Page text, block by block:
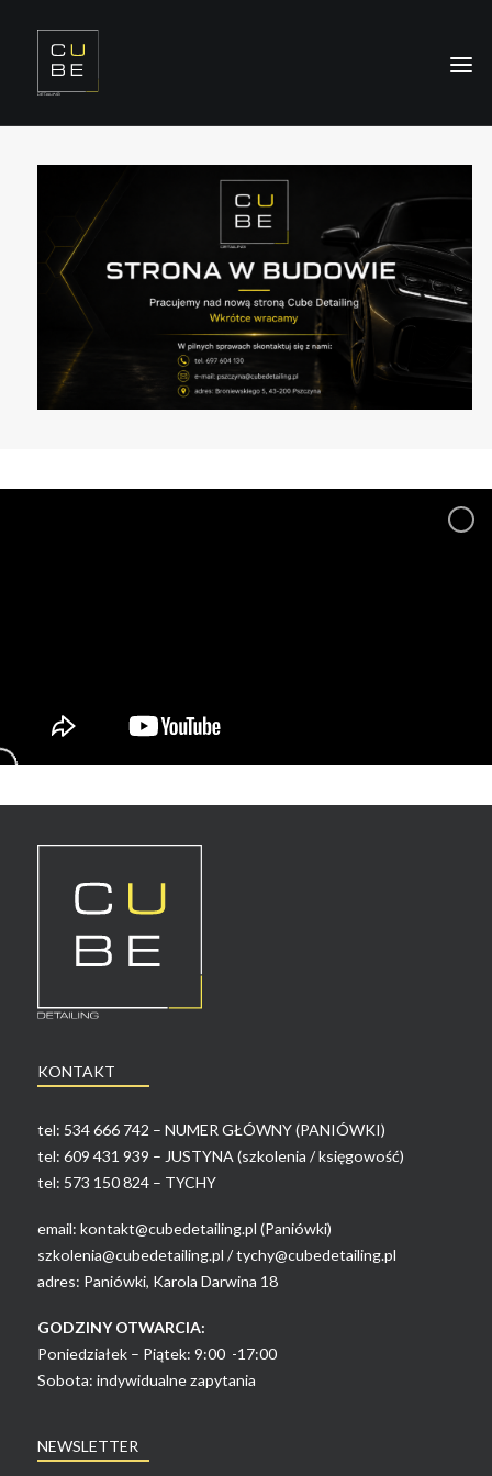
OFERTA
REALIZACJE
SZKOLENIA
KONTAKT
ODDZIAŁY
KONTAKT
tel: 534 666 742 – NUMER GŁÓWNY (PANIÓWKI)
tel: 609 431 939 – JUSTYNA (szkolenia / księgowość)
tel: 573 150 824 – TYCHY
email: kontakt@cubedetailing.pl (Paniówki)
szkolenia@cubedetailing.pl /tychy@cubedetailing.pl
adres: Paniówki, Karola Darwina 18
GODZINY OTWARCIA:
Poniedziałek – Piątek: 9:00 -17:00
Sobota: indywidualne zapytania
NEWSLETTER